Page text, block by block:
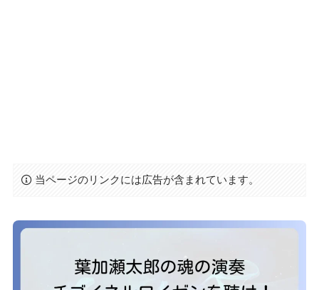
当ページのリンクには広告が含まれています。